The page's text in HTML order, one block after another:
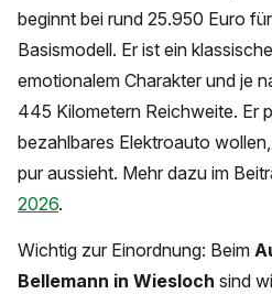
beginnt bei rund 25.950 Euro
Basismodell. Er ist ein
emotionalem Charakter und je
445 Kilometern Reichweite. Er
bezahlbares Elektroauto
pur aussieht. Mehr dazu im
2026.
Wichtig zur Einordnung: Beim
Bellemann in Wiesloch sind